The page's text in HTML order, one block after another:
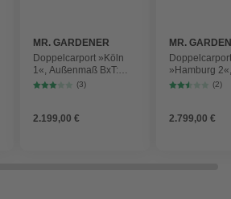
MR. GARDENER
Doppelcarport »Köln
1«, Außenmaß BxT:
604 x 504 cm, braun,
(3)
2.199,00 €
MR.
»Hamburg
Außenmaß(2)
2.799,00 €